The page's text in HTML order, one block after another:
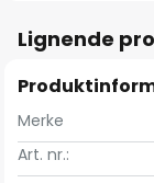
Lignende
Merke
Art. nr.: